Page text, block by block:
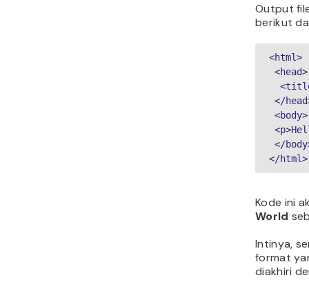
Output
berikut
<html>
<head>
</
<body>
</
</html>
Kode ini
World
Intinya,
format
diakhiri